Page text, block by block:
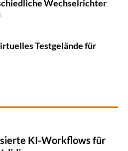
Wechselrichter
Testgelände für
KI-Workflows für